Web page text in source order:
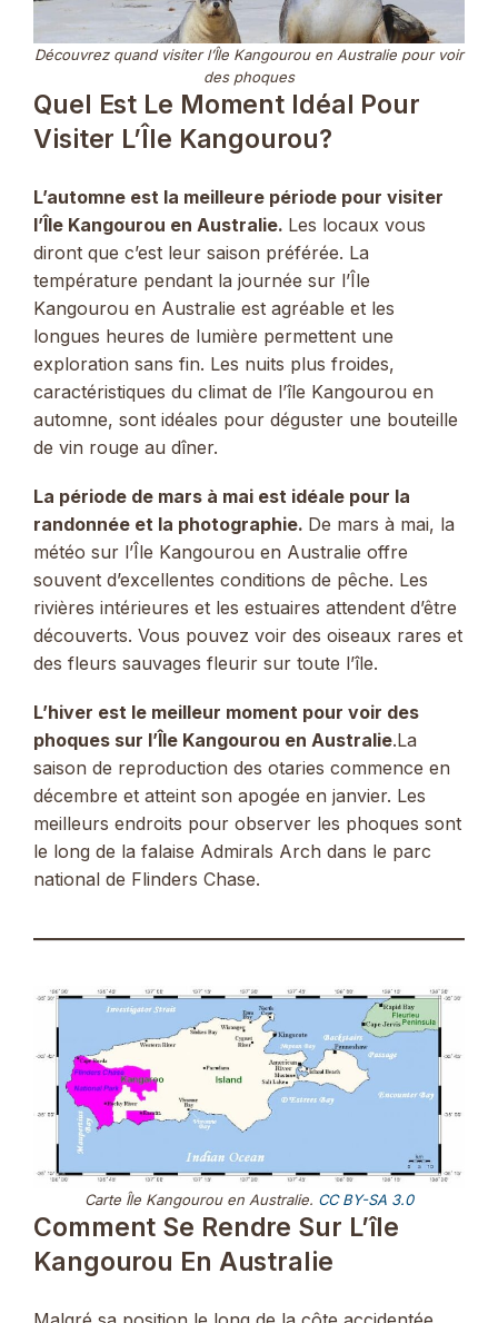
Découvrez quand visiter l’Île Kangourou en Australie pour voir
des phoques
Quel Est Le Moment Idéal Pour
Visiter L’Île Kangourou?
L’automne est la meilleure période pour visiter
l’Île Kangourou en Australie. Les locaux vous
diront que c’est leur saison préférée. La
température pendant la journée sur l’Île
Kangourou en Australie est agréable et les
longues heures de lumière permettent une
exploration sans fin. Les nuits plus froides,
caractéristiques du climat de l’île Kangourou en
automne, sont idéales pour déguster une bouteille
de vin rouge au dîner.
La période de mars à mai est idéale pour la
randonnée et la photographie. De mars à mai, la
météo sur l’Île Kangourou en Australie offre
souvent d’excellentes conditions de pêche. Les
rivières intérieures et les estuaires attendent d’être
découverts. Vous pouvez voir des oiseaux rares et
des fleurs sauvages fleurir sur toute l’île.
L’hiver est le meilleur moment pour voir des
phoques sur l’Île Kangourou en Australie.La
saison de reproduction des otaries commence en
décembre et atteint son apogée en janvier. Les
meilleurs endroits pour observer les phoques sont
le long de la falaise Admirals Arch dans le parc
national de Flinders Chase.
Carte Île Kangourou en Australie. CC BY-SA 3.0
Comment Se Rendre Sur L’île
Kangourou En Australie